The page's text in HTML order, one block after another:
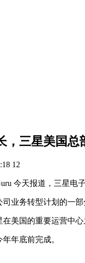
，三星美国总
12
今天报道，三星
业务转型计划的一
美国的重要运营中
年底前完成。